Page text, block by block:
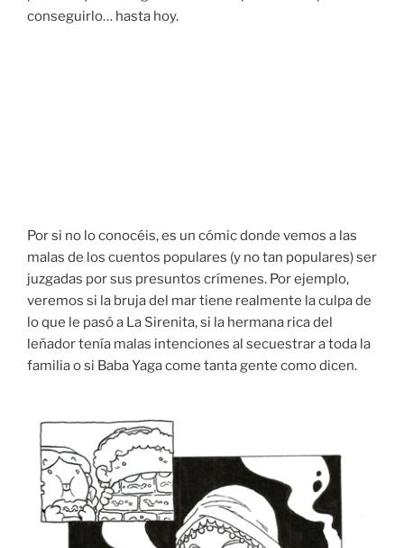
conseguirlo… hasta hoy.
Por si no lo conocéis, es un cómic donde vemos a las
malas de los cuentos populares (y no tan populares) ser
juzgadas por sus presuntos crímenes. Por ejemplo,
veremos si la bruja del mar tiene realmente la culpa de
lo que le pasó a La Sirenita, si la hermana rica del
leñador tenía malas intenciones al secuestrar a toda la
familia o si Baba Yaga come tanta gente como dicen.